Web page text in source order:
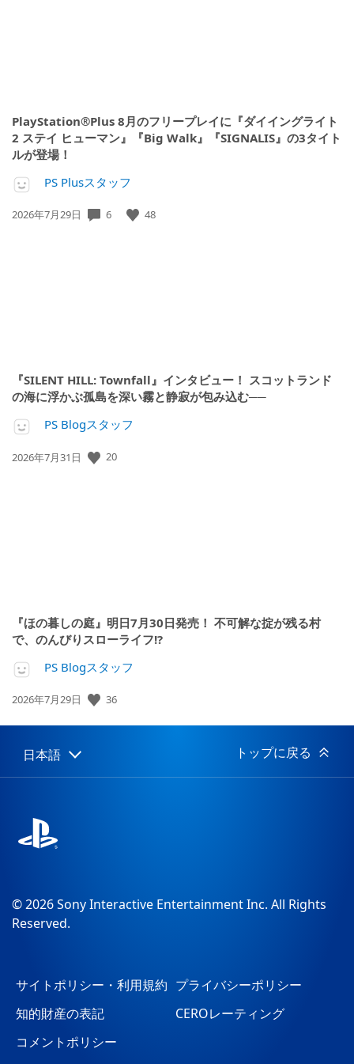
PlayStation®Plus 8月のフリープレイに『ダイイングライト
2 ステイ ヒューマン』『Big Walk』『SIGNALIS』の3タイト
ルが登場！
PS Plusスタッフ
公
2026年7月29日 6 48
『SILENT HILL: Townfall』インタビュー！ スコットランド
の海に浮かぶ孤島を深い霧と静寂が包み込む──
PS Blogスタッフ
公
2026年7月31日 20
『ほの暮しの庭』明日7月30日発売！ 不可解な掟が残る村
で、のんびりスローライフ!?
PS Blogスタッフ
公
日:
2026年7月29日 36
Select
a
Current
region:
日本語 トップに戻る
© 2026 Sony Interactive Entertainment Inc. All Rights
Reserved.
サイトポリシー・利用規約 プライバシーポリシー
知的財産の表記
CEROレーティング
コメントポリシー